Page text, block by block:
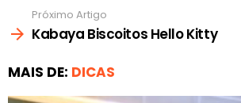
Próximo Artigo
Kabaya Biscoitos Hello Kitty
MAIS DE: DICAS